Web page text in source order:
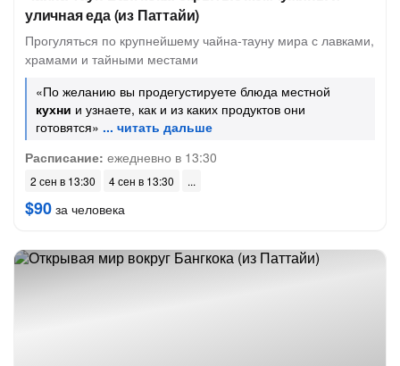
уличная еда (из Паттайи)
Прогуляться по крупнейшему чайна-тауну мира с лавками,
храмами и тайными местами
«По желанию вы продегустируете блюда местной
кухни и узнаете, как и из каких продуктов они
готовятся»
Расписание: ежедневно в 13:30
2 сен в 13:30 4 сен в 13:30
$90 за человека